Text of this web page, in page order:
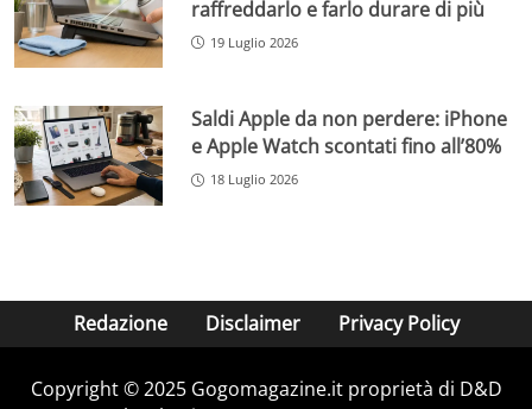
raffreddarlo e farlo durare di più
19 Luglio 2026
Saldi Apple da non perdere: iPhone
e Apple Watch scontati fino all’80%
18 Luglio 2026
Redazione Disclaimer Privacy Policy
Copyright © 2025 Gogomagazine.it proprietà di D&D